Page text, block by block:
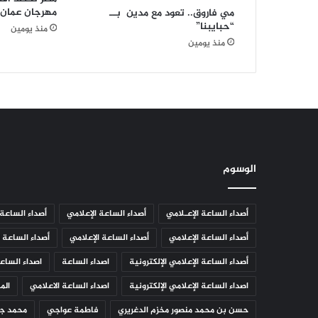
ة
ل
ر
س
ا
س
مي فاروق.. تعود مع مدين بــ
“حبايبنا”
منذ يومين
مهرجان
منذ يومين
الوسوم
أصداء الساعة الإعـلامي أصداء الساعة الإعلامي أصداء
أصداء الساعة الإعلامي
أصداء الساعة الإعلامي أصداء الساعة
أصداء الساعة الإعلامي الإلكترونية
اصداء الساعة
اصداء
اصداء الساعة الإعلامي الإلكترونية
اصداء الساعة الاعلامي
حسن بن محمد منصور مخزم الدغريري
فاطمة عواجي محمد